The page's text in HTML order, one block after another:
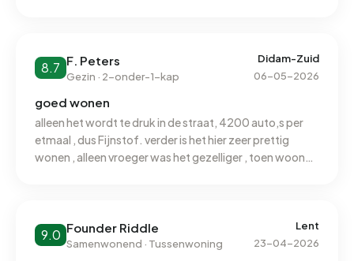
straat.
8.7 F. Peters
Gezin · 2-onder-1-kap
Didam-Zuid
06-05-2026
goed wonen
alleen het wordt te druk in de straat, 4200 auto,s per
etmaal , dus Fijnstof. verder is het hier zeer prettig
wonen , alleen vroeger was het gezelliger , toen woonde
9.0 Founder Riddle
Samenwonend · Tussenwoning
Lent
23-04-2026